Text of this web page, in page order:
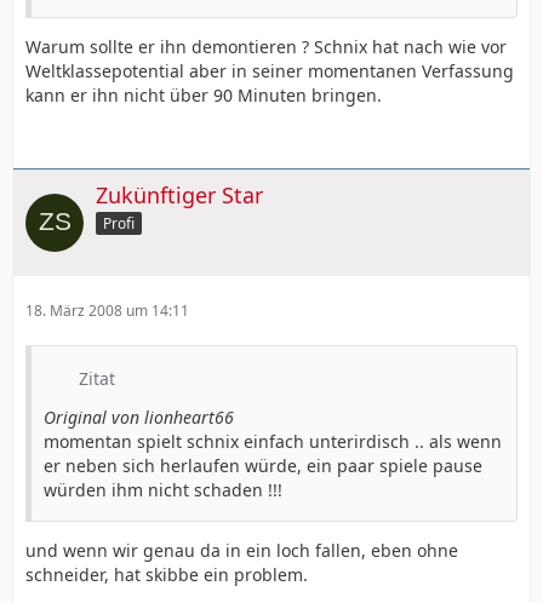
Warum sollte er ihn demontieren ? Schnix hat nach wie vor
Weltklassepotential aber in seiner momentanen Verfassung
kann er ihn nicht über 90 Minuten bringen.
Zukünftiger Star
Profi
18. März 2008 um 14:11
Zitat
Original von lionheart66
momentan spielt schnix einfach unterirdisch .. als wenn
er neben sich herlaufen würde, ein paar spiele pause
würden ihm nicht schaden !!!
und wenn wir genau da in ein loch fallen, eben ohne
schneider, hat skibbe ein problem.